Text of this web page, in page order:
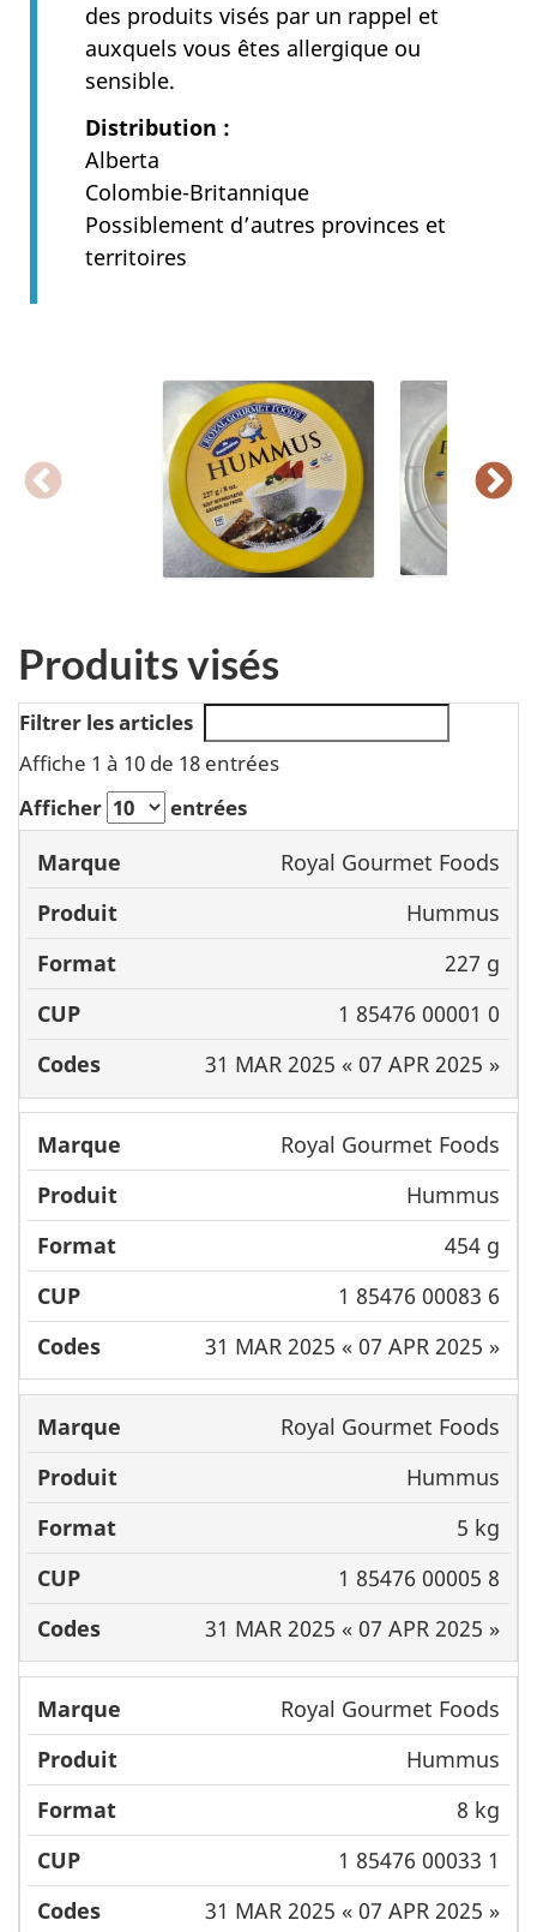
des produits visés par un rappel et
auxquels vous êtes allergique ou
sensible.
Distribution
Alberta
Colombie-Britannique
Possiblement d’autres provinces et
territoires
Produits visés
Filtrer les articles
Affiche 1 à 10 de 18 entrées
Afficher
entrées
Marque Format
Royal Gourmet Foods
Hummus
227 g
1 85476 00001 0
31 MAR 2025 « 07 APR 2025 »
Royal Gourmet Foods
Hummus
454 g
1 85476 00083 6
31 MAR 2025 « 07 APR 2025 »
Royal Gourmet Foods
Hummus
5 kg
1 85476 00005 8
31 MAR 2025 « 07 APR 2025 »
Royal Gourmet Foods
Hummus
8 kg
1 85476 00033 1
31 MAR 2025 « 07 APR 2025 »